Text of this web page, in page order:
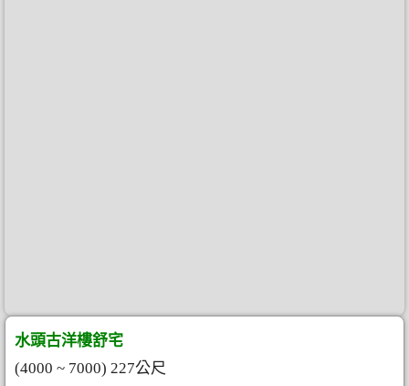
水頭古洋樓舒宅
(4000 ~ 7000) 227公尺